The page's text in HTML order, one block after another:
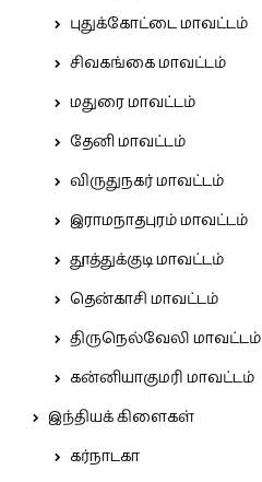
புதுக்கோட்டை மாவட்டம்
சிவகங்கை மாவட்டம்
மதுரை மாவட்டம்
தேனி மாவட்டம்
விருதுநகர் மாவட்டம்
இராமநாதபுரம் மாவட்டம்
தூத்துக்குடி மாவட்டம்
தென்காசி மாவட்டம்
திருநெல்வேலி மாவட்டம்
கன்னியாகுமரி மாவட்டம்
இந்தியக் கிளைகள்
கர்நாடகா